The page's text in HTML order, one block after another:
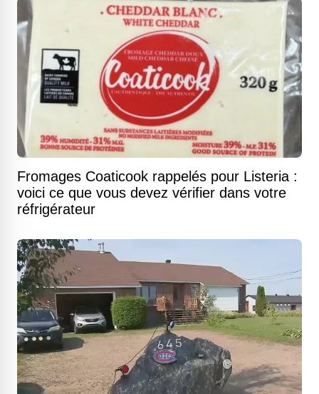
Fromages Coaticook rappelés pour Listeria :
voici ce que vous devez vérifier dans votre
réfrigérateur